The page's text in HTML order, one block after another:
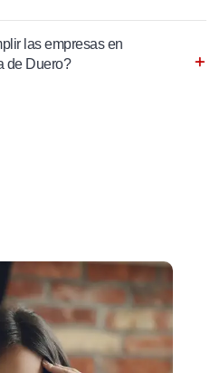
las empresas en
de Duero?